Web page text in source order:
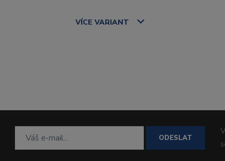
VÍCE VARIANT
ODESLAT